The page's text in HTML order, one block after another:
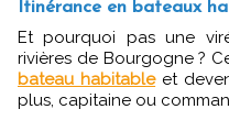
Itinérance en bateaux
Et pourquoi pas une virée bateau sur les canaux ou
rivières de Bourgogne ?
bateau habitableet
plus, capitaine ou